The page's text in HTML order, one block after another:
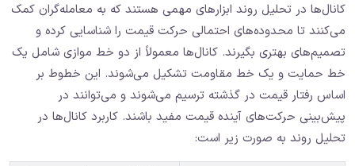
کانال‌ها در تحلیل روند ابزارهای مهمی هستند که به معامله‌گران کمک
می‌کنند تا محدوده‌های احتمالی حرکت قیمت را شناسایی کرده و
تصمیم‌های بهتری بگیرند. کانال‌ها معمولاً از دو خط موازی شامل یک
خط حمایت و یک خط مقاومت تشکیل می‌شوند. این خطوط بر
اساس رفتار قیمت در گذشته ترسیم می‌شوند و می‌توانند در
پیش‌بینی حرکت‌های آینده قیمت مفید باشند. کاربرد کانال‌ها در
تحلیل روند به صورت زیر است: